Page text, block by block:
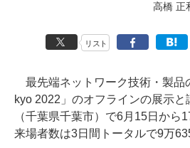
高橋 正
リスト
最先端ネットワーク技術・製品
kyo 2022」のオフラインの展示
（千葉県千葉市）で6月15日から
来場者数は3日間トータルで9万